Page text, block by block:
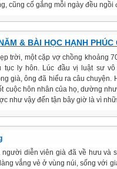
cũng cố gắng mỗi ngày đều ngồi
& BÀI HỌC HẠNH PHÚC
trời, một cặp vợ chồng khoảng
tục ly hôn. Lúc đầu vị luật sư
già, ông đã hiểu ra câu chuyện.
cuộc hôn nhân của họ, dường
như vậy đến tận bây giờ là vì
người diễn viên già đã về hưu và
vắng vẻ ở vùng núi, sống với